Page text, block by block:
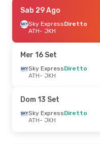
Sab 19 Set- Lun 21 Set
Sky ExpressDiretto
ATH- JKH
JKH- ATH
Dom 13 Set- Lun 14 Set
Sky Express
JKH- ATH
Sab 29 Ago
Sky ExpressDiretto
ATH- JKH
Mer 16 Set
Sky ExpressDiretto
ATH- JKH
Dom 13 Set
Sky ExpressDiretto
ATH- JKH